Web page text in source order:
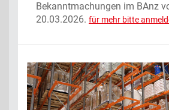
Bekanntmachungen im BAnz
20.03.2026. für mehr bitte